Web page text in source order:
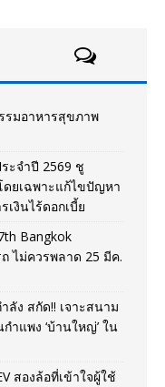
รมอาหารสุขภาพ
ะจำปี 2569 ชู
ยเฉพาะแก้ไขปัญหา
งินไร้ดอกเบี้ย
Bangkok
ไม่ควรพลาด 25 มีค.
ง สกัด!! เจาะสนาม
ำแพง ‘บ้านใหญ่’ ใน
สองล้อที่เข้าใจผู้ใช้